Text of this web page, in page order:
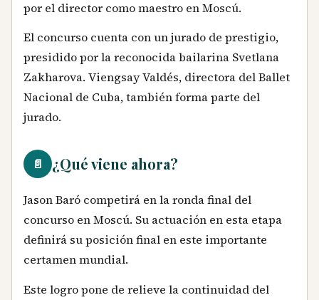
por el director como maestro en Moscú.
El concurso cuenta con un jurado de prestigio,
presidido por la reconocida bailarina Svetlana
Zakharova. Viengsay Valdés, directora del Ballet
Nacional de Cuba, también forma parte del
jurado.
📄 ¿Qué viene ahora?
Jason Baró competirá en la ronda final del
concurso en Moscú. Su actuación en esta etapa
definirá su posición final en este importante
certamen mundial.
Este logro pone de relieve la continuidad del